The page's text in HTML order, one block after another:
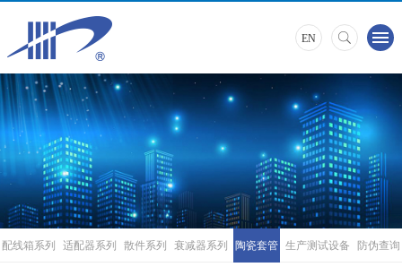
EN
配线箱系列 适配器系列 散件系列 衰减器系列 陶瓷套管 生产测试设备 防伪查询